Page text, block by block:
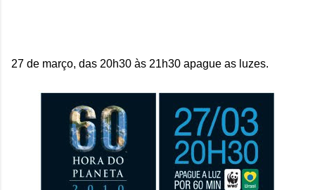
27 de março, das 20h30 às 21h30 apague as luzes.